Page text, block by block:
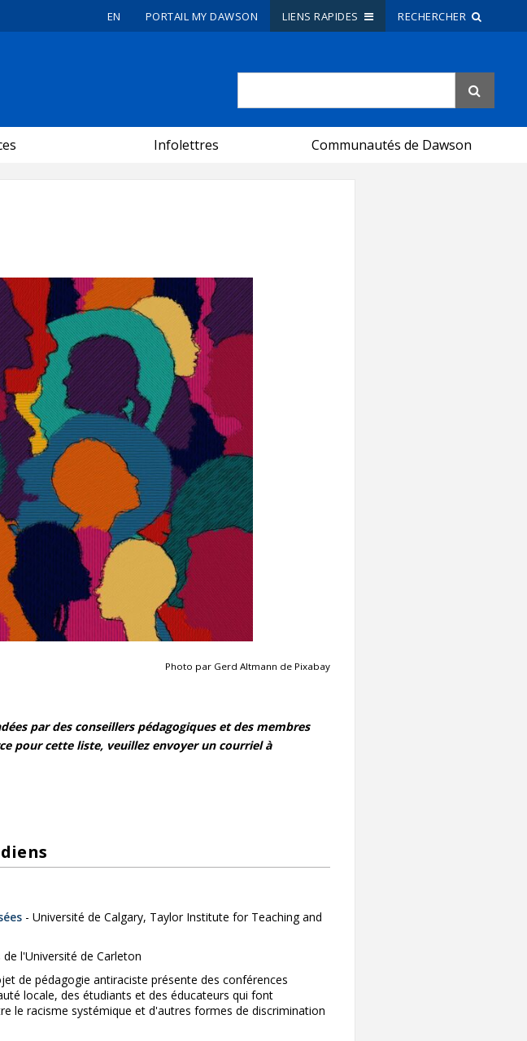
EN PORTAIL MY DAWSON LIENS RAPIDES RECHERCHER
Infolettres Communautés de Dawson
Photo par Gerd Altmann de Pixabay
par des conseillers pédagogiques et des membres
pour cette liste, veuillez envoyer un courriel à
- Université de Calgary, Taylor Institute for Teaching and
l'Université de Carleton
de pédagogie antiraciste présente des conférences
locale, des étudiants et des éducateurs qui font
le racisme systémique et d'autres formes de discrimination
Recherche sur le site
Comment postuler
Carrières
Liens rapides
Contact
Informations
Outils
Liens
Menu principal
Qui vous êtes